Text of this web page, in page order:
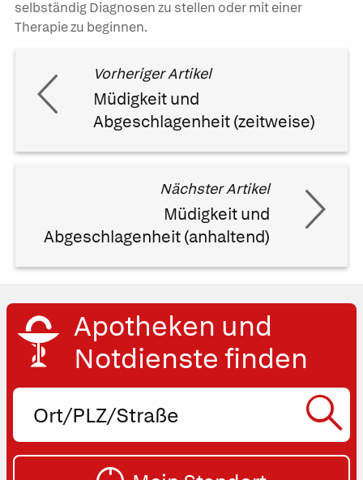
selbständig Diagnosen zu stellen oder mit einer
Therapie zu beginnen.
Vorheriger Artikel
Müdigkeit und
Abgeschlagenheit (zeitweise)
Nächster Artikel
Müdigkeit und
Abgeschlagenheit (anhaltend)
Apotheken und
Notdienste finden
Ort,
oder
Straße